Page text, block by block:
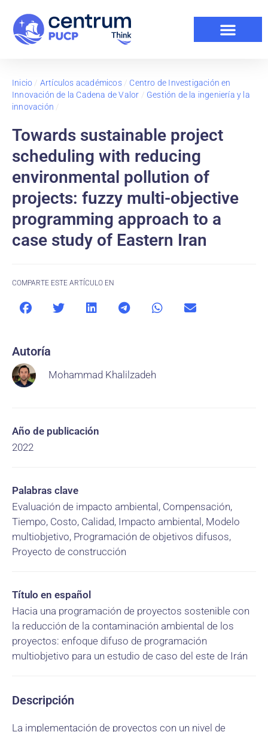
Inicio / Artículos académicos/ Centro de Investigación en
Innovación de la Cadena de Valor / Gestión de la ingeniería y la
innovación /
Towards sustainable project
scheduling with reducing
environmental pollution of
projects: fuzzy multi-objective
programming approach to a
case study of Eastern Iran
COMPARTE ESTE ARTÍCULO EN
Autoría
Mohammad Khalilzadeh
Año de publicación
2022
Palabras clave
Evaluación de impacto ambiental, Compensación,
Tiempo, Costo, Calidad, Impacto ambiental, Modelo
multiobjetivo, Programación de objetivos difusos,
Proyecto de construcción
Título en español
Hacia una programación de proyectos sostenible con
la reducción de la contaminación ambiental de los
proyectos: enfoque difuso de programación
multiobjetivo para un estudio de caso del este de Irán
Descripción
La implementación de proyectos con un nivel de